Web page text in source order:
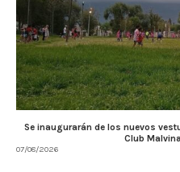
Se inaugurarán de los nuevos
Club
07/08/2026